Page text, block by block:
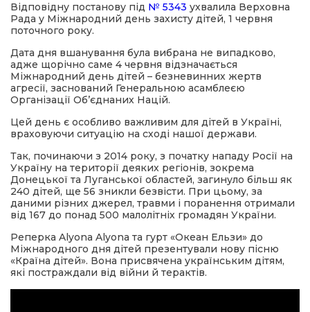
Відповідну постанову під № 5343 ухвалила Верховна
Рада у Міжнародний день захисту дітей, 1 червня
поточного року.
Дата дня вшанування була вибрана не випадково,
адже щорічно саме 4 червня відзначається
Міжнародний день дітей – безневинних жертв
агресії, заснований Генеральною асамблеєю
Організації Об’єднаних Націй.
Цей день є особливо важливим для дітей в Україні,
враховуючи ситуацію на сході нашої держави.
Так, починаючи з 2014 року, з початку нападу Росії на
Україну на території деяких регіонів, зокрема
Донецької та Луганської областей, загинуло більш як
240 дітей, ще 56 зникли безвісти. При цьому, за
даними різних джерел, травми і поранення отримали
від 167 до понад 500 малолітніх громадян України.
Реперка Alyona Alyona та гурт «Океан Ельзи» до
Міжнародного дня дітей презентували нову пісню
«Країна дітей». Вона присвячена українським дітям,
які постраждали від війни й терактів.